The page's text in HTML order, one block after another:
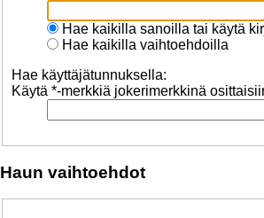
Hae kaikilla sanoilla tai käytä
Hae kaikilla vaihtoehdoilla
Hae käyttäjätunnuksella:
Käytä *-merkkiä jokerimerkkinä
Haun vaihtoehdot